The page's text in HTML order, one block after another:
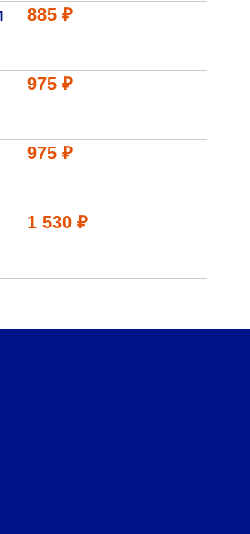
885 ₽
975 ₽
975 ₽
1 530 ₽